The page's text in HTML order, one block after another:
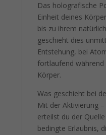
Das holografische
Einheit deines
bis zu ihrem
geschieht dies
Entstehung, bei
fortlaufend während
Körper.
Was geschieht bei
Mit der Aktivierung
erteilst du der
bedingte Erlaubnis,